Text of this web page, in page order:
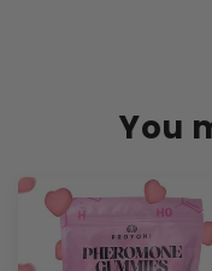
You